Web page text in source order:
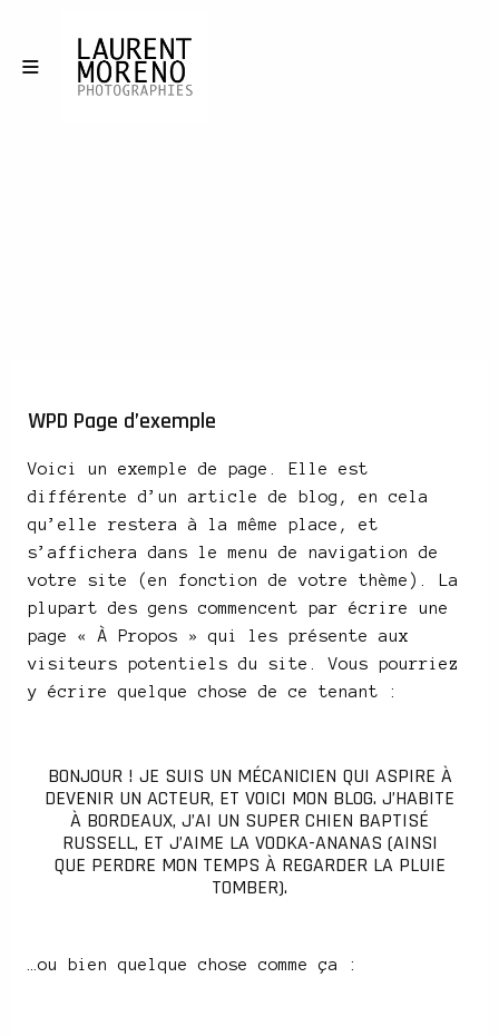
WPD Page d’exemple
Voici un exemple de page. Elle est
différente d’un article de blog, en cela
qu’elle restera à la même place, et
s’affichera dans le menu de navigation de
votre site (en fonction de votre thème). La
plupart des gens commencent par écrire une
page « À Propos » qui les présente aux
visiteurs potentiels du site. Vous pourriez
y écrire quelque chose de ce tenant :
BONJOUR ! JE SUIS UN MÉCANICIEN QUI ASPIRE À
DEVENIR UN ACTEUR, ET VOICI MON BLOG. J’HABITE
À BORDEAUX, J’AI UN SUPER CHIEN BAPTISÉ
RUSSELL, ET J’AIME LA VODKA-ANANAS (AINSI
QUE PERDRE MON TEMPS À REGARDER LA PLUIE
TOMBER).
…ou bien quelque chose comme ça :